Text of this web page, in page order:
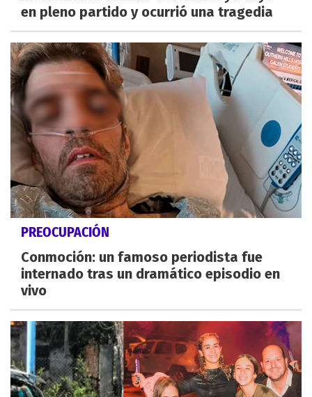
en pleno partido y ocurrió una tragedia
PREOCUPACIÓN
Conmoción: un famoso periodista fue
internado tras un dramático episodio en
vivo